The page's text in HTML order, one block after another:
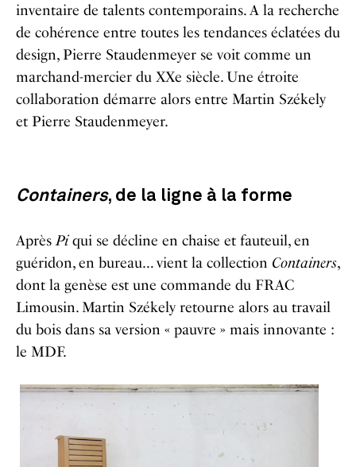
inventaire de talents contemporains. A la recherche
de cohérence entre toutes les tendances éclatées du
design, Pierre Staudenmeyer se voit comme un
marchand-mercier du XXe siècle. Une étroite
collaboration démarre alors entre Martin Székely
et Pierre Staudenmeyer.
Containers, de la ligne à la forme
AprèsPiqui se décline en chaise et fauteuil, en
guéridon, en bureau… vient la collection Containers,
dont la genèse est une commande du FRAC
Limousin. Martin Székely retourne alors au travail
du bois dans sa version « pauvre » mais innovante :
le MDF.